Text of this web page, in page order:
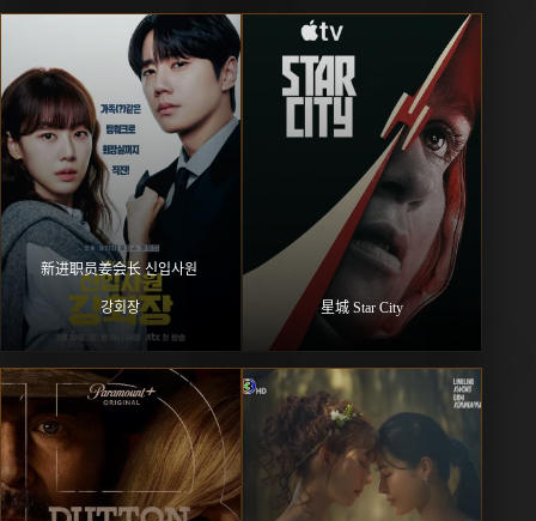
新进职员姜会长 신입사원
강회장 星城 Star City